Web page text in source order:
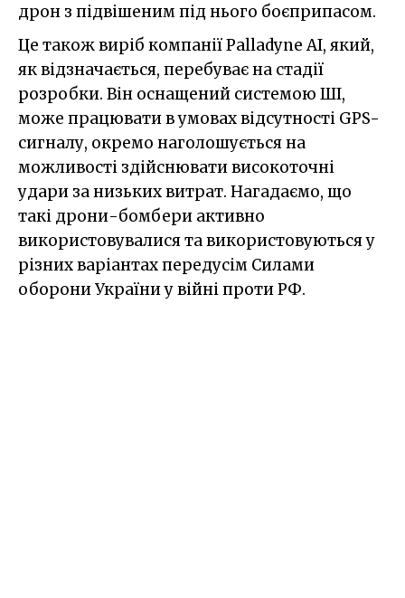
дрон з підвішеним під нього боєприпасом.
Це також виріб компанії Palladyne AI, який,
як відзначається, перебуває на стадії
розробки. Він оснащений системою ШІ,
може працювати в умовах відсутності GPS-
сигналу, окремо наголошується на
можливості здійснювати високоточні
удари за низьких витрат. Нагадаємо, що
такі дрони-бомбери активно
використовувалися та використовуються у
різних варіантах передусім Силами
оборони України у війні проти РФ.